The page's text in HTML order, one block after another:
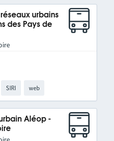
urbains
des Pays de
SIRI web
Aléop -